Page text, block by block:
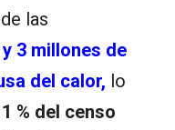
las
3 millones de
del calor, lo
1 % del censo